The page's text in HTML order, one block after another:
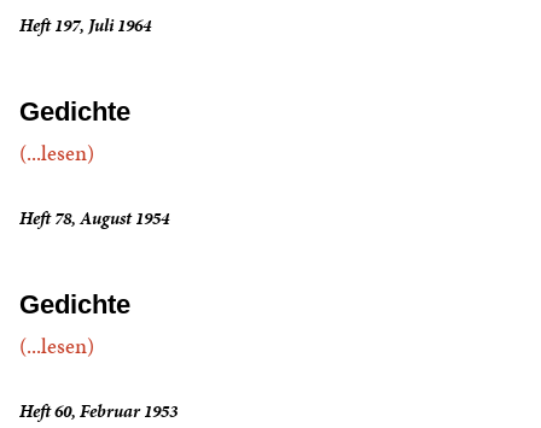
Heft 197, Juli 1964
Gedichte
(...lesen)
Heft 78, August 1954
Gedichte
(...lesen)
Heft 60, Februar 1953